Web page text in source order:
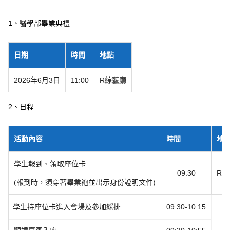
1、醫學部畢業典禮
日期 時間 地點
2026年6月3日 11:00 R綜藝廳
2、日程
活動內容 時間 地
學生報到、領取座位卡
(報到時，須穿著畢業袍並出示身份證明文件)
09:30 R
學生持座位卡進入會場及參加綵排 09:30-10:15